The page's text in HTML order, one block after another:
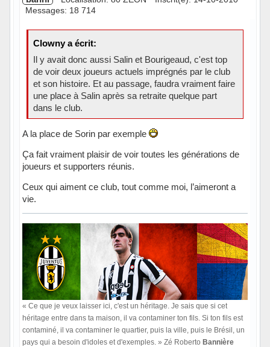
Messages: 18 714
Clowny a écrit:
Il y avait donc aussi Salin et Bourigeaud, c'est top
de voir deux joueurs actuels imprégnés par le club
et son histoire. Et au passage, faudra vraiment faire
une place à Salin après sa retraite quelque part
dans le club.
A la place de Sorin par exemple
Ça fait vraiment plaisir de voir toutes les générations de
joueurs et supporters réunis.
Ceux qui aiment ce club, tout comme moi, l’aimeront a
vie.
« Ce que je veux laisser ici, c'est un héritage. Je sais que si cet
héritage entre dans ta maison, il va contaminer ton fils. Si ton fils est
contaminé, il va contaminer le quartier, puis la ville, puis le Brésil, un
pays qui a besoin d'idoles et d'exemples. » Zé Roberto Bannière